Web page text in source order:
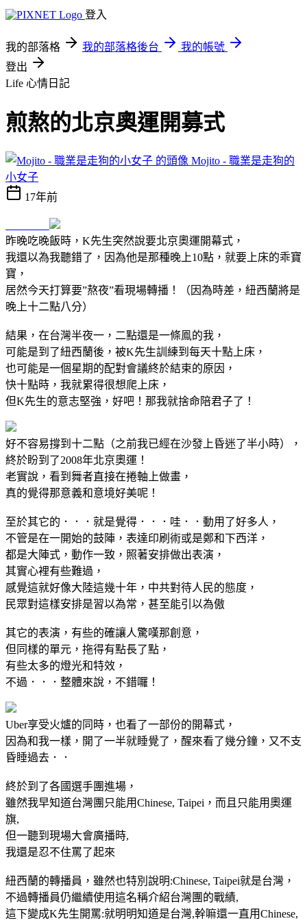
登入
我的部落格 我的部落格後台
我的帳號
登出
Life 心情日記
煎熬的北京奧運開募式
Mojito - 職業是走狗的
小女子
17年前
昨晚吃晚飯時，K先生突然說要北京奧運開幕式，
我還以為我聽錯了，因為他是那種晚上10點，就要上床的乖寶
寶，
居然今天打算要”熬夜”看現場轉播！（因為時差，紐西蘭將是
晚上十二點八分）
結果，在台灣半夜一，二點還是一條鳯的我，
可能是到了紐西蘭後，被K先生訓練到每天十點上床，
也可能是一個星期的配對會議終於結束的原因，
快十點時，我就累得很想爬上床，
但K先生的意志堅強，好吧！那我就捨命陪君子了！
好不容易撐到十二點（之前我已經在沙發上昏迷了半小時），
終於盼到了2008年北京奧運！
老實說，看到舞者直接在捲軸上做畫，
真的覺得那意義和意境好美呢！
至於其它的．．．就是覺得．．．哇．．動用了好多人，
不管是在一開始的鼓陣，表達印刷術或是鄭和下西洋，
都是大陣式，動作一致，照著安排做出表演，
其實心裡有些難過，
感覺這就好像大陸這幾十年，中共對待人民的態度，
民眾對這樣安排是習以為常，甚至能引以為傲
其它的表演，有些的確讓人驚嘆那創意，
但同樣的單元，拖得有點長了點，
有些太多的燈光和特效，
不過．．．整體來說，不錯囉！
Uber享受火爐的同時，也看了一部份的開幕式，
因為和我一樣，開了一半就睡覺了，醒來看了幾分鐘，又不支
昏睡過去．．
終於到了各國選手團進場，
雖然我早知道台灣團只能用Chinese, Taipei，而且只能用奧運
旗,
但一聽到現場大會廣播時,
我還是忍不住罵了起來
紐西蘭的轉播員，雖然也特別說明:Chinese, Taipei就是台灣，
不過轉播員仍繼續使用這名稱介紹台灣團的戰績,
這下變成K先生開罵:就明明知道是台灣,幹嘛還一直用Chinese,